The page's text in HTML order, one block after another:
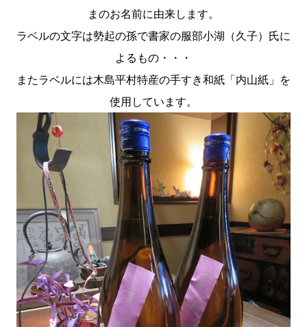
まのお名前に由来します。
ラベルの文字は勢起の孫で書家の服部小湖（久子）氏に
よるもの・・・
またラベルには木島平村特産の手すき和紙「内山紙」を
使用しています。